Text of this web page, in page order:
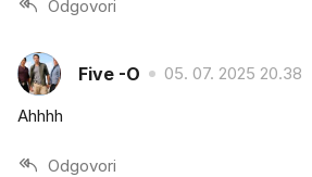
Odgovori
Five -O 05. 07. 2025 20.38
Ahhhh
Odgovori